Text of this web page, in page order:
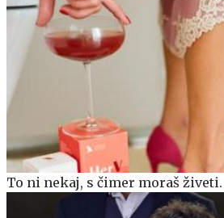
To ni nekaj, s čimer moraš živeti.